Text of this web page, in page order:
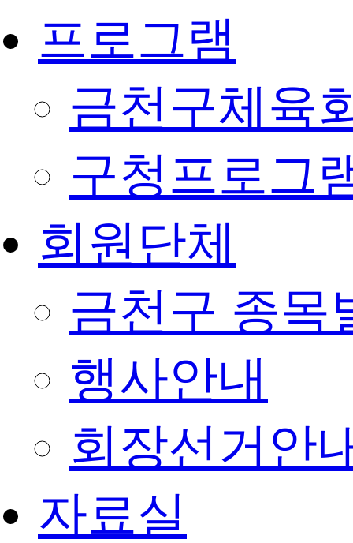
프로그램
금천구체육
구청프로그
회원단체
금천구 종목
행사안내
회장선거안
자료실